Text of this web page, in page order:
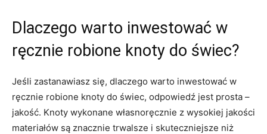
Dlaczego⁤ warto inwestować w
ręcznie robione knoty do świec?
Jeśli zastanawiasz się, dlaczego warto ‍inwestować w
ręcznie robione knoty do ​świec, odpowiedź jest prosta⁢ –​
jakość. Knoty wykonane własnoręcznie z wysokiej ‌jakości‌
materiałów ⁣są znacznie trwalsze i skuteczniejsze niż